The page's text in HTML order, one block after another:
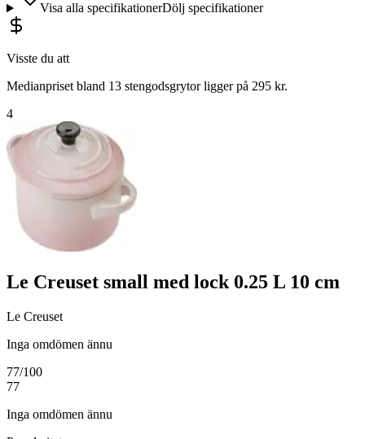
Visa alla specifikationerDölj specifikationer
Visste du att
Medianpriset bland 13 stengodsgrytor ligger på 295 kr.
4
Le Creuset small med lock 0.25 L 10 cm
Le Creuset
Inga omdömen ännu
77/100
77
Inga omdömen ännu